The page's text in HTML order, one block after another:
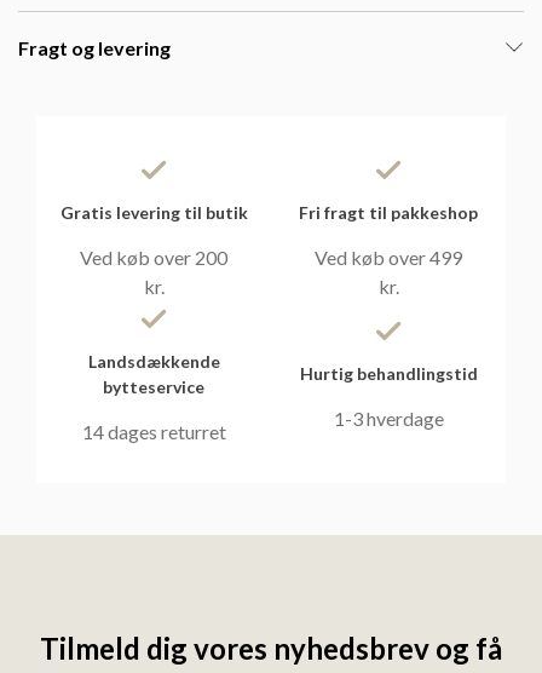
Fragt og levering
Gratis levering til butik
Ved køb over 200
kr.
Fri fragt til pakkeshop
Ved køb over 499
kr.
Landsdækkende
bytteservice
14 dages returret
Hurtig behandlingstid
1-3 hverdage
Tilmeld dig vores nyhedsbrev og få